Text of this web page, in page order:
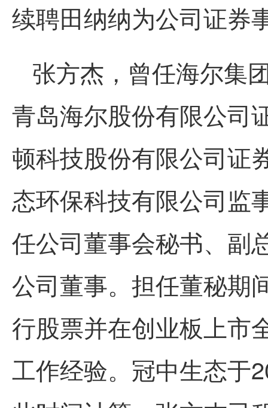
续聘田纳纳为公司证券
张方杰，曾任海尔集
青岛海尔股份有限公司
顿科技股份有限公司证
态环保科技有限公司监
任公司董事会秘书、副
公司董事。担任董秘期
行股票并在创业板上市
工作经验。冠中生态于